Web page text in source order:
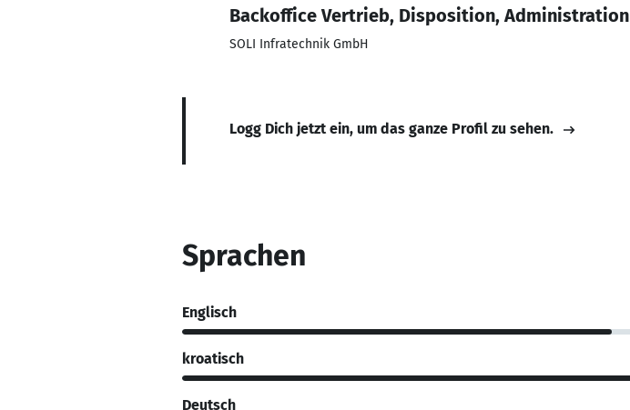
Backoffice Vertrieb, Disposition, Administration
SOLI Infratechnik GmbH
Logg Dich jetzt ein, um das ganze Profil zu sehen.
Sprachen
Englisch
kroatisch
Deutsch